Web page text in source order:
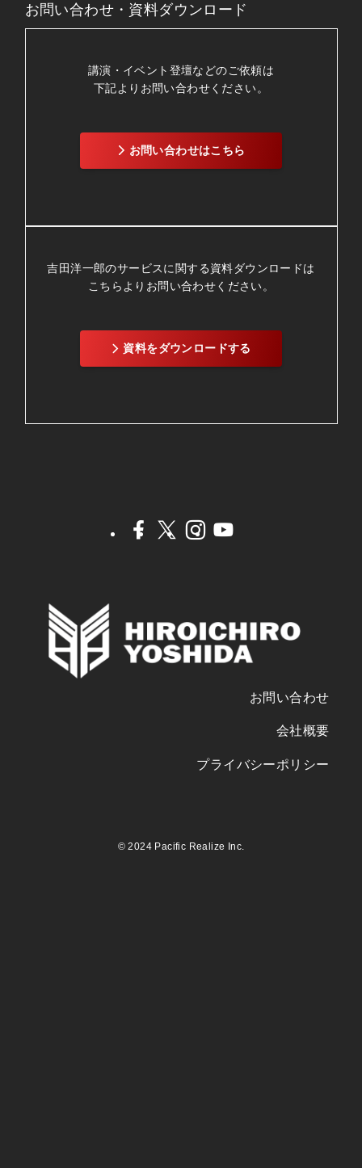
お問い合わせ・資料ダウンロード
講演・イベント登壇などのご依頼は
下記よりお問い合わせください。
お問い合わせはこちら
吉田洋一郎のサービスに関する資料ダウンロードは
こちらよりお問い合わせください。
資料をダウンロードする
お問い合わせ
会社概要
プライバシーポリシー
©2024 Pacific Realize Inc.